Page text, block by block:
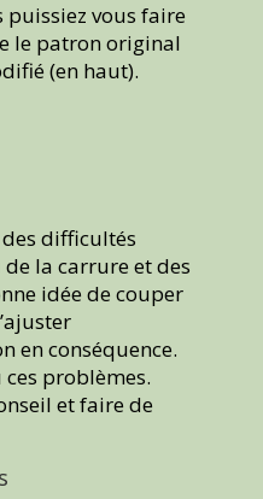
vous faire
le patron original
(en haut).
difficultés
la carrure et des
idée de couper
en conséquence.
ces problèmes.
et faire de